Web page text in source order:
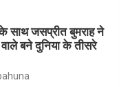
साथ जसप्रीत बुमराह ने
बने दुनिया के तीसरे